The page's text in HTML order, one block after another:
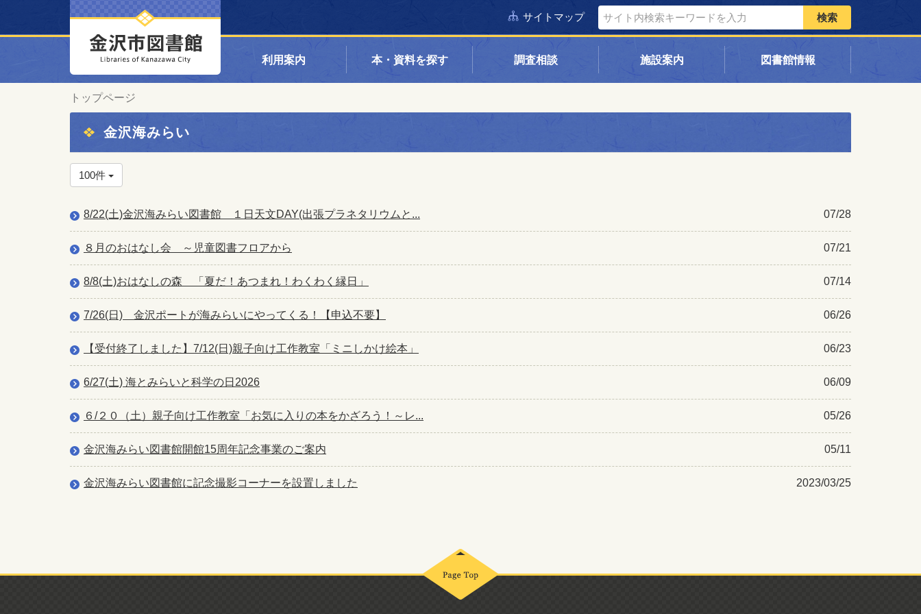
サイトマップ 検索
利用案内 本・資料を探す 調査相談 施設案内 図書館情報
トップページ
金沢海みらい
100件
8/22(土)金沢海みらい図書館 １日天文DAY(出張プラネタリウムと... 07/28
８月のおはなし会 ～児童図書フロアから 07/21
8/8(土)おはなしの森 「夏だ！あつまれ！わくわく縁日」 07/14
7/26(日) 金沢ポートが海みらいにやってくる！【申込不要】 06/26
【受付終了しました】7/12(日)親子向け工作教室「ミニしかけ絵本」 06/23
6/27(土) 海とみらいと科学の日2026 06/09
６/２０（土）親子向け工作教室「お気に入りの本をかざろう！～レ... 05/26
金沢海みらい図書館開館15周年記念事業のご案内 05/11
金沢海みらい図書館に記念撮影コーナーを設置しました 2023/03/25